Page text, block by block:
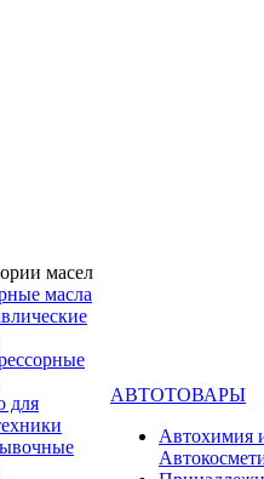
масел
масла
для
АВТОТОВАРЫ
Автохимия